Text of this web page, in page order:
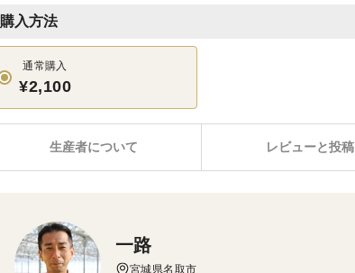
購入方法
通常購入
¥2,100
レビューと投稿
生産者について
一路
宮城県名取市